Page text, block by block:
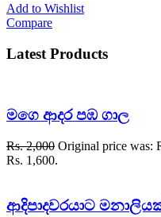
Add to Wishlist
Compare
Latest Products
මගෙ ආදර පඹ ගාල
Rs.2,000 Original price was:
Rs. 1,600.
ආදිපාදවරයාට